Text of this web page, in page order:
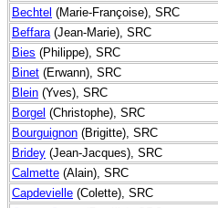
Bechtel (Marie-Françoise), SRC
Beffara(Jean-Marie), SRC
Bies (Philippe), SRC
Binet (Erwann), SRC
Blein (Yves), SRC
Borgel (Christophe), SRC
Bourguignon (Brigitte), SRC
Bridey (Jean-Jacques), SRC
Calmette (Alain), SRC
Capdevielle (Colette), SRC